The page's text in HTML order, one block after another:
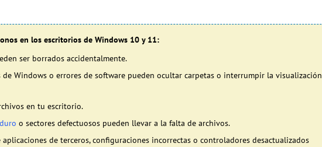
en los escritorios de Windows 10 y 11:
ser borrados accidentalmente.
de Windows o errores de software pueden ocultar carpetas o interrumpir la visualización
en tu escritorio.
o sectores defectuosos pueden llevar a la falta de archivos.
aplicaciones de terceros, configuraciones incorrectas o controladores desactualizados